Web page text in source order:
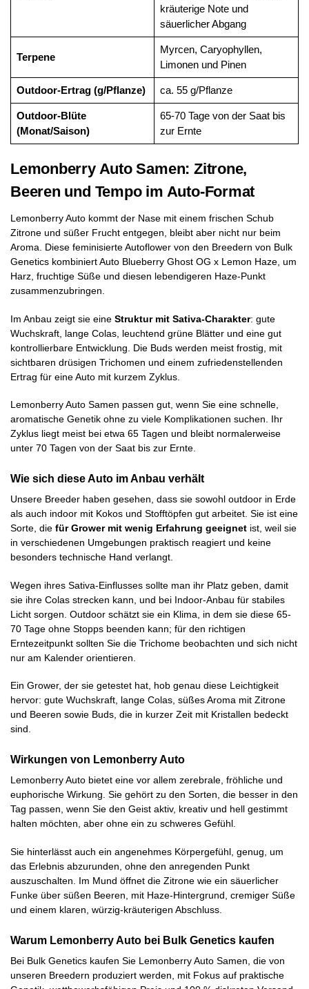
kräuterige Note und
säuerlicher Abgang
Terpene
Myrcen, Caryophyllen,
Limonen und Pinen
Outdoor-Ertrag (g/Pflanze) ca. 55 g/Pflanze
Outdoor-Blüte
(Monat/Saison)
65-70 Tage von der Saat bis
zur Ernte
Lemonberry Auto Samen: Zitrone,
Beeren und Tempo im Auto-Format
Lemonberry Auto kommt der Nase mit einem frischen Schub
Zitrone und süßer Frucht entgegen, bleibt aber nicht nur beim
Aroma. Diese feminisierte Autoflower von den Breedern von Bulk
Genetics kombiniert Auto Blueberry Ghost OG x Lemon Haze, um
Harz, fruchtige Süße und diesen lebendigeren Haze-Punkt
zusammenzubringen.
Im Anbau zeigt sie eine Struktur mit Sativa-Charakter: gute
Wuchskraft, lange Colas, leuchtend grüne Blätter und eine gut
kontrollierbare Entwicklung. Die Buds werden meist frostig, mit
sichtbaren drüsigen Trichomen und einem zufriedenstellenden
Ertrag für eine Auto mit kurzem Zyklus.
Lemonberry Auto Samen passen gut, wenn Sie eine schnelle,
aromatische Genetik ohne zu viele Komplikationen suchen. Ihr
Zyklus liegt meist bei etwa 65 Tagen und bleibt normalerweise
unter 70 Tagen von der Saat bis zur Ernte.
Wie sich diese Auto im Anbau verhält
Unsere Breeder haben gesehen, dass sie sowohl outdoor in Erde
als auch indoor mit Kokos und Stofftöpfen gut arbeitet. Sie ist eine
Sorte, die für Grower mit wenig Erfahrung geeignet ist, weil sie
in verschiedenen Umgebungen praktisch reagiert und keine
besonders technische Hand verlangt.
Wegen ihres Sativa-Einflusses sollte man ihr Platz geben, damit
sie ihre Colas strecken kann, und bei Indoor-Anbau für stabiles
Licht sorgen. Outdoor schätzt sie ein Klima, in dem sie diese 65-
70 Tage ohne Stopps beenden kann; für den richtigen
Erntezeitpunkt sollten Sie die Trichome beobachten und sich nicht
nur am Kalender orientieren.
Ein Grower, der sie getestet hat, hob genau diese Leichtigkeit
hervor: gute Wuchskraft, lange Colas, süßes Aroma mit Zitrone
und Beeren sowie Buds, die in kurzer Zeit mit Kristallen bedeckt
sind.
Wirkungen von Lemonberry Auto
Lemonberry Auto bietet eine vor allem zerebrale, fröhliche und
euphorische Wirkung. Sie gehört zu den Sorten, die besser in den
Tag passen, wenn Sie den Geist aktiv, kreativ und hell gestimmt
halten möchten, aber ohne ein zu schweres Gefühl.
Sie hinterlässt auch ein angenehmes Körpergefühl, genug, um
das Erlebnis abzurunden, ohne den anregenden Punkt
auszuschalten. Im Mund öffnet die Zitrone wie ein säuerlicher
Funke über süßen Beeren, mit Haze-Hintergrund, cremiger Süße
und einem klaren, würzig-kräuterigen Abschluss.
Warum Lemonberry Auto bei Bulk Genetics kaufen
Bei Bulk Genetics kaufen Sie Lemonberry Auto Samen, die von
unseren Breedern produziert werden, mit Fokus auf praktische